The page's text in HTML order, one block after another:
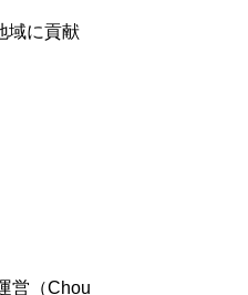
域に貢献
営（Chou